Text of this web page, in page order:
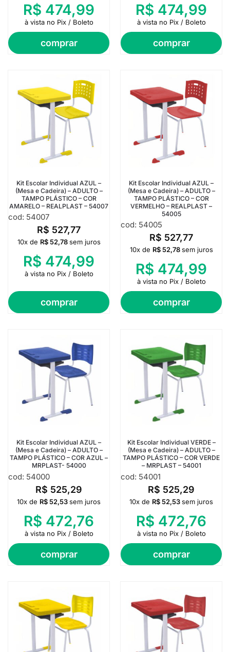
comprar
R$ 474,99
à vista no Pix / Boleto
comprar
R$ 474,99
à vista no Pix / Boleto
Kit Escolar Individual AZUL –
(Mesa e Cadeira) – ADULTO –
TAMPO PLÁSTICO – COR
AMARELO – REALPLAST – 54007
cod: 54007
R$ 527,77
comprar
10x de R$52,78 sem juros
R$ 474,99
à vista no Pix / Boleto
Kit Escolar Individual AZUL –
(Mesa e Cadeira) – ADULTO –
TAMPO PLÁSTICO – COR
VERMELHO – REALPLAST –
54005
cod: 54005
R$ 527,77
comprar
10x de R$52,78 sem juros
R$ 474,99
à vista no Pix / Boleto
Kit Escolar Individual AZUL –
(Mesa e Cadeira) – ADULTO –
TAMPO PLÁSTICO – COR AZUL –
MRPLAST- 54000
cod: 54000
R$ 525,29
comprar
10x de R$52,53sem juros
R$ 472,76
à vista no Pix / Boleto
Kit Escolar Individual VERDE –
(Mesa e Cadeira) – ADULTO –
TAMPO PLÁSTICO – COR VERDE
– MRPLAST – 54001
cod: 54001
R$ 525,29
comprar
10x de R$52,53sem juros
R$ 472,76
à vista no Pix / Boleto